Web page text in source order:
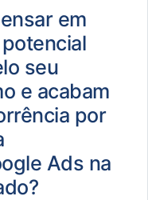
em
seu
e acabam
por
Ads na